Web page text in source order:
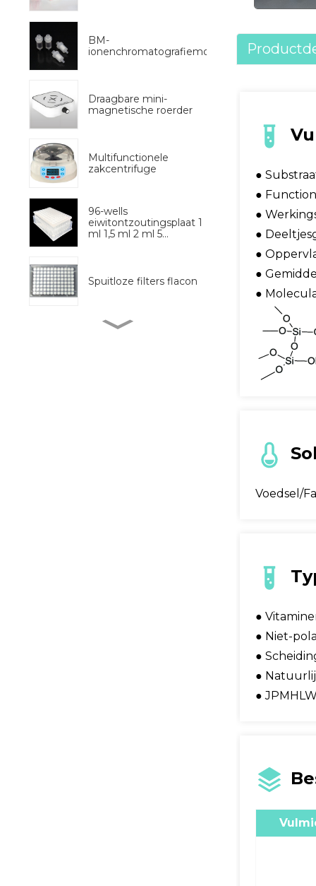
BM-
Draagbare mini-
magnetische roerder
Multifunctionele
zakcentrifuge
96-wells
eiwitontzoutingsplaat 1
ml 1,5 ml 2 ml 5...
Spuitloze filters flacon
Volledig
●
●
●
●
●
●
●
Voedsel/
●
● Niet-
●
●
●